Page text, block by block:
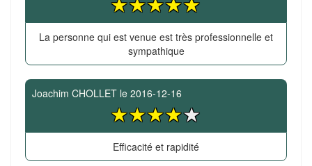
La personne qui est venue est très professionnelle et
sympathique
Joachim CHOLLET le 2016-12-16
Efficacité et rapidité